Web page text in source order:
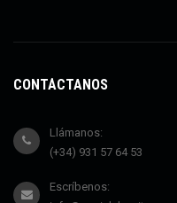
CONTÁCTANOS
Llámanos:
(+34) 931 57 64 53
Escríbenos: